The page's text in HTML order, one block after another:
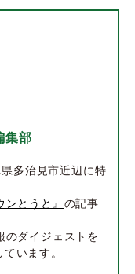
集部
多治見市近辺に特
ンとうと』 の記事
のダイジェストを
います。